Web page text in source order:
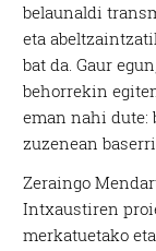
belaunaldi
eta
bat da. Gaur
behorrekin
eman nahi dute:
zuzenean
Zeraingo
Intxaustiren
merkatuetako